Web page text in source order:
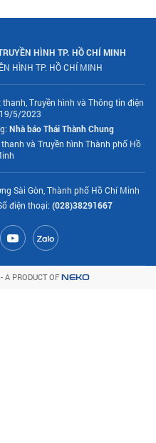
HÌNH TP. HỒ CHÍ MINH
HÌNH TP. HỒ CHÍ MINH
Truyền hình và Thông tin điện
5/2023
Nhà báo Thái Thành Chung
và Truyền hình Thành phố Hồ
Sài Gòn, Thành phố Hồ Chí Minh
điện thoại: (028)38291667
A PRODUCT OF NEKO